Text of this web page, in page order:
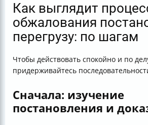
Как выглядит
обжалования
перегрузу: по шагам
Чтобы действовать спокойно и по
придерживайтесь
Сначала: изучение
постановления и